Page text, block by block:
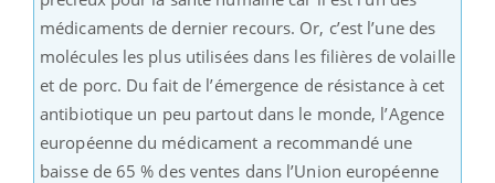
médicaments de dernier recours. Or, c’est l’une des
molécules les plus utilisées dans les filières de volaille
et de porc. Du fait de l’émergence de résistance à cet
antibiotique un peu partout dans le monde, l’Agence
européenne du médicament a recommandé une
baisse de 65 % des ventes dans l’Union européenne